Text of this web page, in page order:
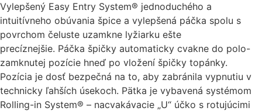
Vylepšený Easy Entry System® jednoduchého a
intuitívneho obúvania špice a vylepšená páčka spolu s
povrchom čeluste uzamkne lyžiarku ešte
precíznejšie. Páčka špičky automaticky cvakne do polo-
zamknutej pozície hneď po vložení špičky topánky.
Pozícia je dosť bezpečná na to, aby zabránila vypnutiu v
technicky ľahších úsekoch. Pätka je vybavená systémom
Rolling-in System® – nacvakávacie „U“ účko s rotujúcimi